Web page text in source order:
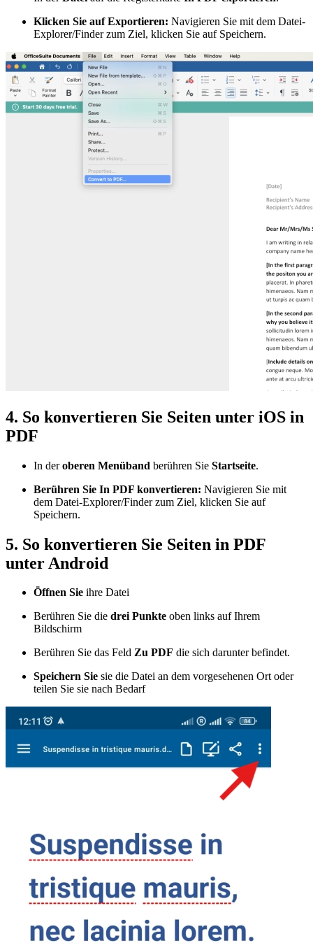
Klicken Sie auf Exportieren: Navigieren Sie mit dem Datei-
Explorer/Finder zum Ziel, klicken Sie auf Speichern.
4. So konvertieren Sie Seiten unter iOS in
PDF
In deroberen Menüband berühren Sie Startseite.
Berühren Sie In PDF konvertieren: Navigieren Sie mit
dem Datei-Explorer/Finder zum Ziel, klicken Sie auf
Speichern.
5. So konvertieren Sie Seiten in PDF
unter Android
Öffnen Sie ihre Datei
Berühren Sie die drei Punkte oben links auf Ihrem
Bildschirm
Berühren Sie das Feld Zu PDF die sich darunter befindet.
Speichern Sie sie die Datei an dem vorgesehenen Ort oder
teilen Sie sie nach Bedarf